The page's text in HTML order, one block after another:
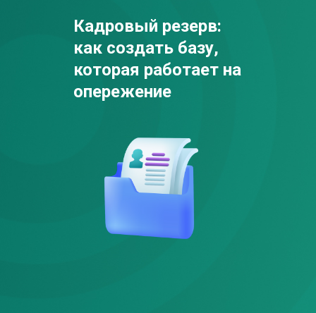
Кадровый резерв:
как создать базу,
которая работает на
опережение